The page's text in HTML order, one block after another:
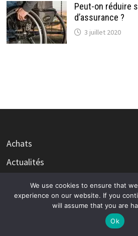
Peut-on réduire
d’assurance ?
3 juillet 2020
Achats
Actualités
Auto Moto
Bien être
We use cookies to ensure that
experience on our website. If you
will assume that you are
Ok